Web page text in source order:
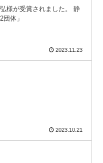
様が受賞されました。 静
体」
2023.11.23
2023.10.21